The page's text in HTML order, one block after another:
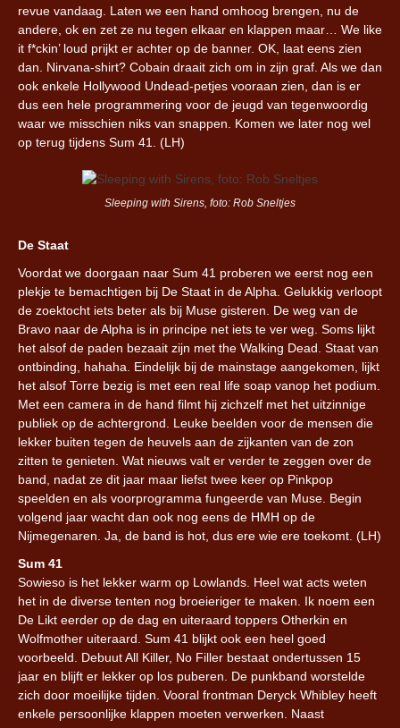
revue vandaag. Laten we een hand omhoog brengen, nu de
andere, ok en zet ze nu tegen elkaar en klappen maar… We like
it f*ckin’ loud prijkt er achter op de banner. OK, laat eens zien
dan. Nirvana-shirt? Cobain draait zich om in zijn graf. Als we dan
ook enkele Hollywood Undead-petjes vooraan zien, dan is er
dus een hele programmering voor de jeugd van tegenwoordig
waar we misschien niks van snappen. Komen we later nog wel
op terug tijdens Sum 41. (LH)
Sleeping with Sirens, foto: Rob Sneltjes
De Staat
Voordat we doorgaan naar Sum 41 proberen we eerst nog een
plekje te bemachtigen bij De Staat in de Alpha. Gelukkig verloopt
de zoektocht iets beter als bij Muse gisteren. De weg van de
Bravo naar de Alpha is in principe net iets te ver weg. Soms lijkt
het alsof de paden bezaait zijn met the Walking Dead. Staat van
ontbinding, hahaha. Eindelijk bij de mainstage aangekomen, lijkt
het alsof Torre bezig is met een real life soap vanop het podium.
Met een camera in de hand filmt hij zichzelf met het uitzinnige
publiek op de achtergrond. Leuke beelden voor de mensen die
lekker buiten tegen de heuvels aan de zijkanten van de zon
zitten te genieten. Wat nieuws valt er verder te zeggen over de
band, nadat ze dit jaar maar liefst twee keer op Pinkpop
speelden en als voorprogramma fungeerde van Muse. Begin
volgend jaar wacht dan ook nog eens de HMH op de
Nijmegenaren. Ja, de band is hot, dus ere wie ere toekomt. (LH)
Sum 41
Sowieso is het lekker warm op Lowlands. Heel wat acts weten
het in de diverse tenten nog broeieriger te maken. Ik noem een
De Likt eerder op de dag en uiteraard toppers Otherkin en
Wolfmother uiteraard. Sum 41 blijkt ook een heel goed
voorbeeld. Debuut All Killer, No Filler bestaat ondertussen 15
jaar en blijft er lekker op los puberen. De punkband worstelde
zich door moeilijke tijden. Vooral frontman Deryck Whibley heeft
enkele persoonlijke klappen moeten verwerken. Naast